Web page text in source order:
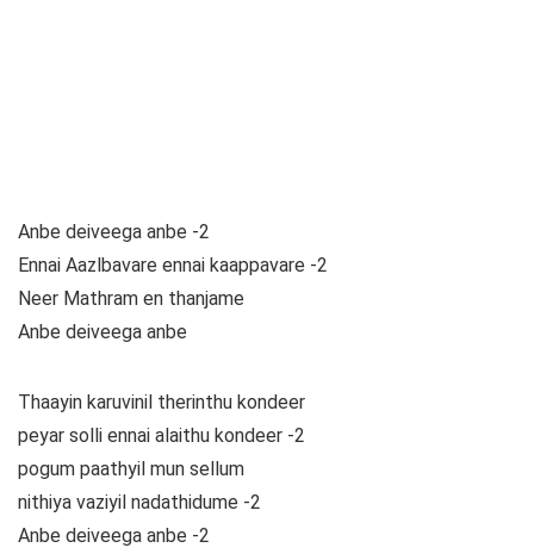
Anbe deiveega anbe -2
Ennai Aazlbavare ennai kaappavare -2
Neer Mathram en thanjame
Anbe deiveega anbe
Thaayin karuvinil therinthu kondeer
peyar solli ennai alaithu kondeer -2
pogum paathyil mun sellum
nithiya vaziyil nadathidume -2
Anbe deiveega anbe -2